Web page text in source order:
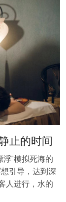
止的时间
浮"模拟死海的
引导，达到深
人进行，水的